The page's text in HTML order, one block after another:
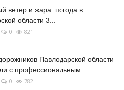
ветер и жара: погода в
области 3...
0 821
Павлодарской области
с профессиональным...
0 782